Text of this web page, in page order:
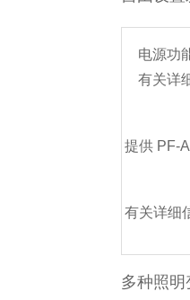
电源功
有关详
提供 PF-
有关详细
多种照明